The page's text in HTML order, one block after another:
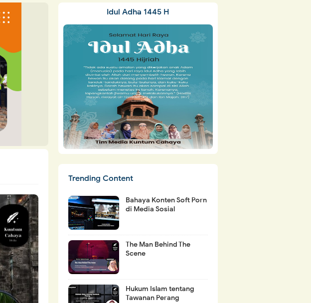
Idul Adha 1445 H
Trending Content
Bahaya Konten Soft Porn
di Media Sosial
The Man Behind The
Scene
Hukum Islam tentang
Tawanan Perang